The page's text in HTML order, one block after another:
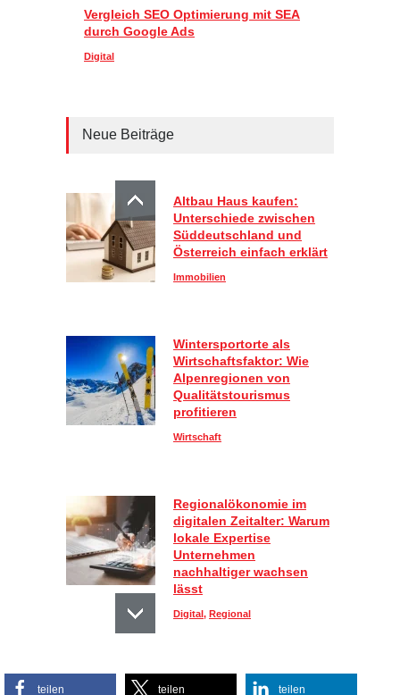
Vergleich SEO Optimierung mit SEA
durch Google Ads
Digital
Neue Beiträge
Altbau Haus kaufen:
Unterschiede zwischen
Süddeutschland und
Österreich einfach erklärt
Immobilien
Wintersportorte als
Wirtschaftsfaktor: Wie
Alpenregionen von
Qualitätstourismus
profitieren
Wirtschaft
Regionalökonomie im
digitalen Zeitalter: Warum
lokale Expertise
Unternehmen
nachhaltiger wachsen
lässt
Digital, Regional
Sportlich, aber stylisch:
teilen teilen teilen